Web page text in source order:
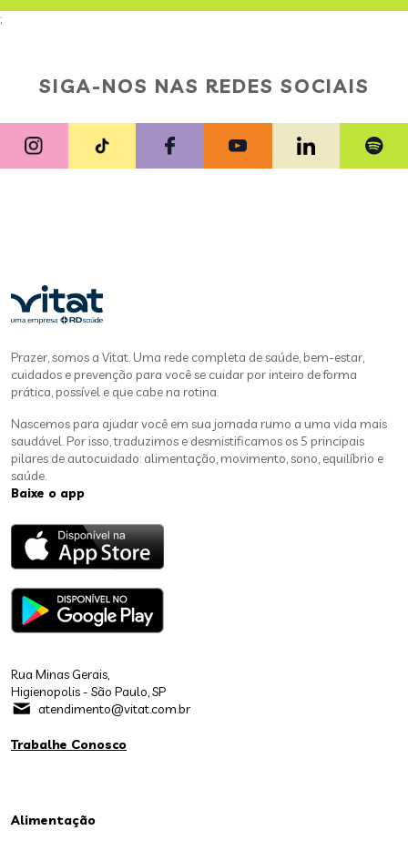
;
SIGA-NOS NAS REDES SOCIAIS
Prazer, somos a Vitat. Uma rede completa de saúde, bem-estar,
cuidados e prevenção para você se cuidar por inteiro de forma
prática, possível e que cabe na rotina.
Nascemos para ajudar você em sua jornada rumo a uma vida mais
saudável. Por isso, traduzimos e desmistificamos os 5 principais
pilares de autocuidado: alimentação, movimento, sono, equilíbrio e
saúde.
Baixe o app
Rua Minas Gerais,
Higienopolis - São Paulo, SP
atendimento@vitat.com.br
Trabalhe Conosco
Alimentação